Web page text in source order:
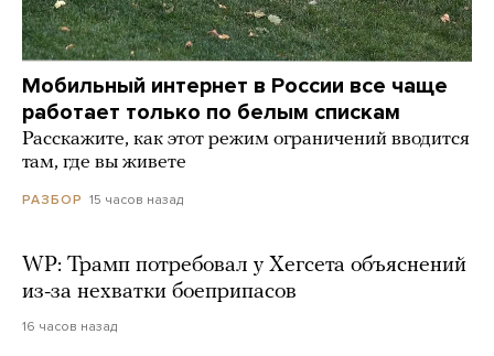
Мобильный интернет в России все чаще
работает только по белым спискам
Расскажите, как этот режим ограничений вводится
там, где вы живете
РАЗБОР 15 часов назад
WP: Трамп потребовал у Хегсета объяснений
из-за нехватки боеприпасов
16 часов назад